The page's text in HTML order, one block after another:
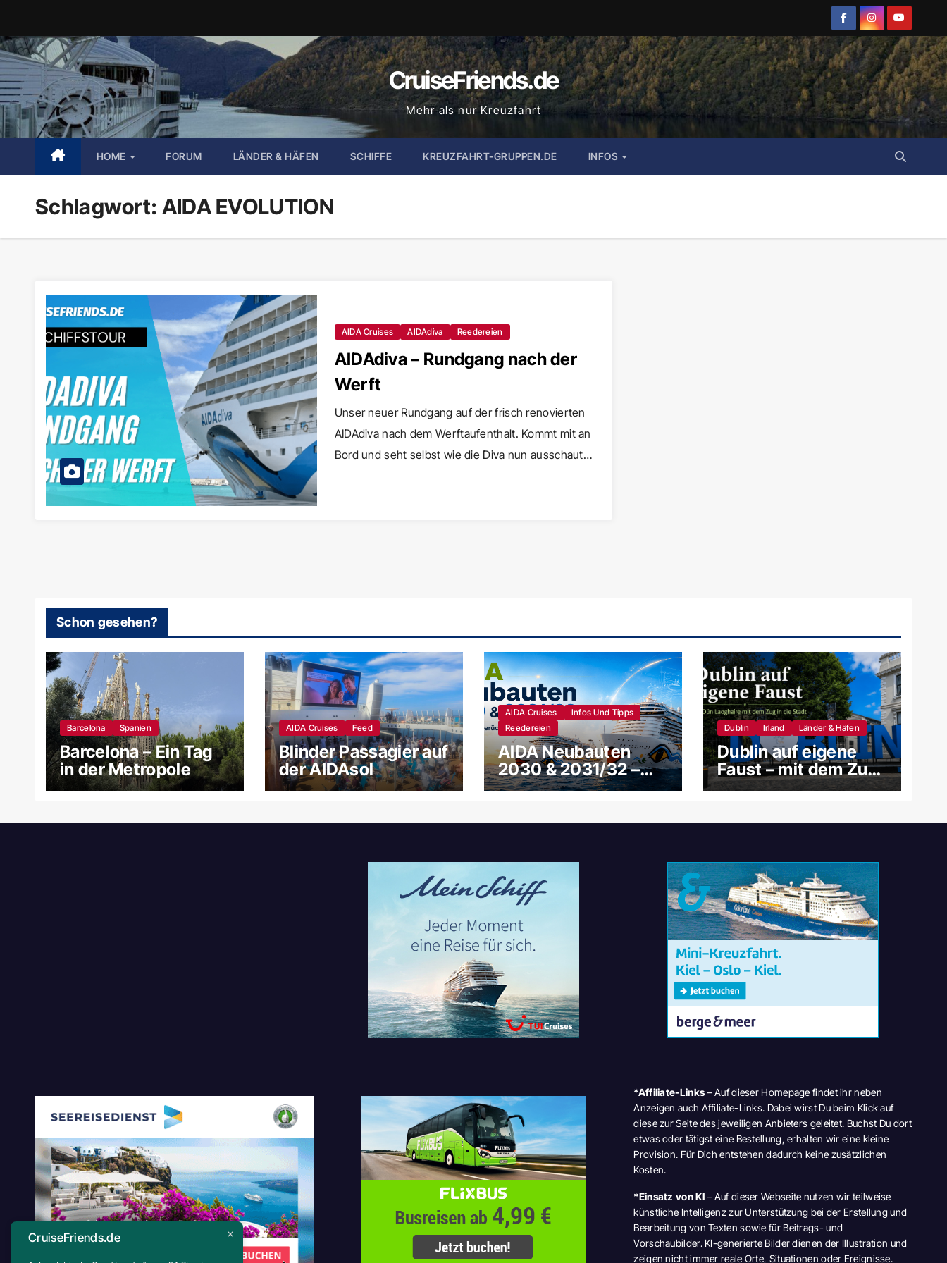
springen
CruiseFriends.de
Mehr als nur Kreuzfahrt
HOME FORUM LÄNDER & HÄFEN SCHIFFE KREUZFAHRT-GRUPPEN.DE INFOS
Schlagwort: AIDA EVOLUTION
AIDA Cruises AIDAdiva Reedereien
AIDAdiva – Rundgang nach der
Werft
Unser neuer Rundgang auf der frisch renovierten
AIDAdiva nach dem Werftaufenthalt. Kommt mit an
Bord und seht selbst wie die Diva nun ausschaut…
Schon gesehen?
Barcelona Spanien
Barcelona – Ein Tag
in der Metropole
AIDA Cruises Feed
Blinder Passagier auf
der AIDAsol
AIDA Cruises
Infos Und Tipps
Reedereien
AIDA Neubauten
2030 & 2031/32 –
Gruppe für News und
Dublin Irland Länder & Häfen
Dublin auf eigene
Faust – mit dem Zug
ab Dún Laoghaire
*Affiliate-Links– Auf dieser Homepage findet ihr neben
Anzeigen auch Affiliate-Links. Dabei wirst Du beim Klick auf
diese zur Seite des jeweiligen Anbieters geleitet. Buchst Du dort
etwas oder tätigst eine Bestellung, erhalten wir eine kleine
Provision. Für Dich entstehen dadurch keine zusätzlichen
Kosten.
*Einsatz von KI– Auf dieser Webseite nutzen wir teilweise
künstliche Intelligenz zur Unterstützung bei der Erstellung und
Bearbeitung von Texten sowie für Beitrags- und
Vorschaubilder. KI-generierte Bilder dienen der Illustration und
zeigen nicht immer reale Orte, Situationen oder Ereignisse.
CruiseFriends.de